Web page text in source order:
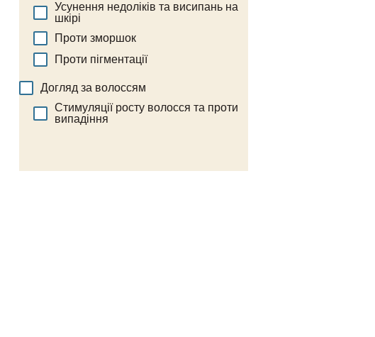
Усунення недоліків та висипань на
шкірі
Проти зморшок
Проти пігментації
Догляд за волоссям
Стимуляції росту волосся та проти
випадіння